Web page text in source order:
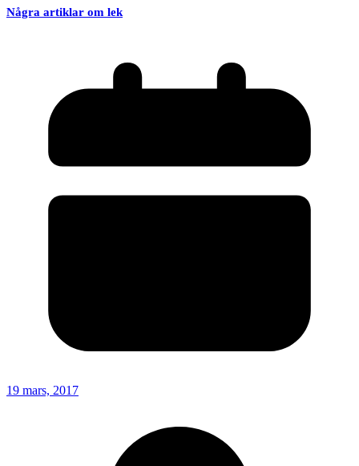
Några artiklar om lek
19 mars, 2017